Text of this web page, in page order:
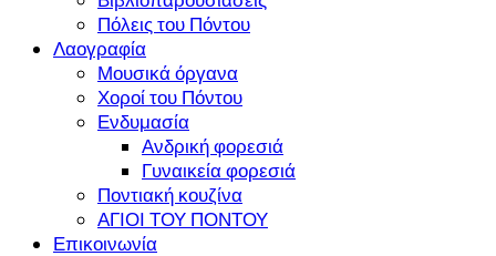
Πόλεις του Πόντου
Λαογραφία
Μουσικά όργανα
Χοροί του Πόντου
Ενδυμασία
Ανδρική φορεσιά
Γυναικεία φορεσιά
Ποντιακή κουζίνα
ΑΓΙΟΙ ΤΟΥ ΠΟΝΤΟΥ
Επικοινωνία